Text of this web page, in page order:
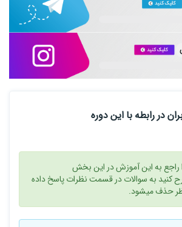
در رابطه با این دوره
راجع به این آموزش در این بخش
کنید به سوالات در قسمت نظرات پاسخ داده
حذف میشود.